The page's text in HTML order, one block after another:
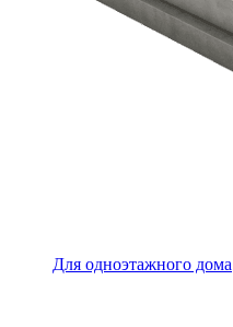
Для одноэтажного дома